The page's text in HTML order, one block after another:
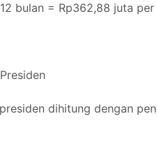
bulan = Rp362,88 juta per
dihitung dengan